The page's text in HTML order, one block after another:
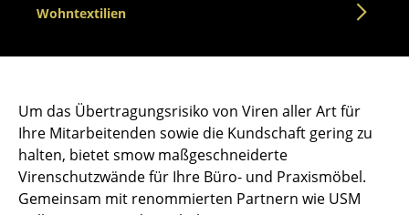
Freischwinger
Barhocker
Hocker
Bänke & Liegen
Sitzsäcke
Wohntextilien
Um das Übertragungsrisiko von Viren aller Art für
Ihre Mitarbeitenden sowie die Kundschaft gering zu
halten, bietet smow maßgeschneiderte
Virenschutzwände für Ihre Büro- und Praxismöbel.
Gemeinsam mit renommierten Partnern wie USM